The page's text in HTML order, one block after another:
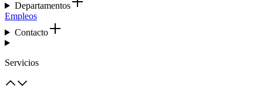
Departamentos
Empleos
Contacto
Servicios